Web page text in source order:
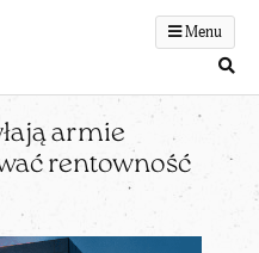
Menu
armie
rentowność